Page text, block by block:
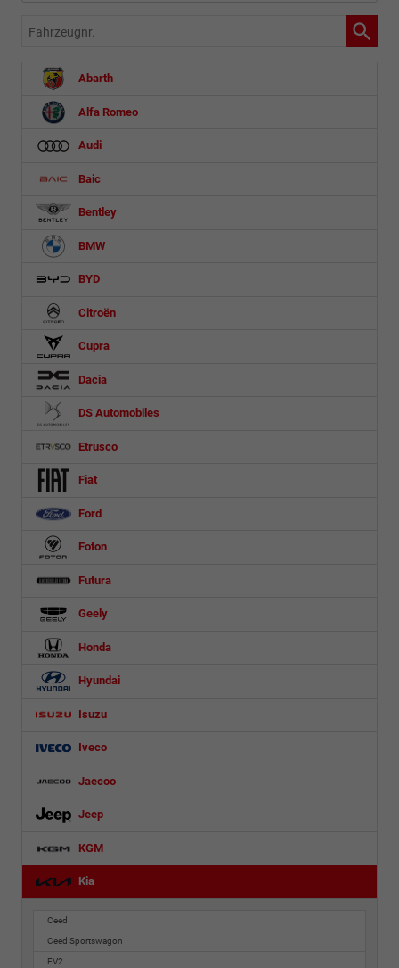
Fahrzeugnr.
Abarth
Alfa Romeo
Audi
Baic
Bentley
BMW
BYD
Citroën
Cupra
Dacia
DS Automobiles
Etrusco
Fiat
Ford
Foton
Futura
Geely
Honda
Hyundai
Isuzu
Iveco
Jaecoo
Jeep
KGM
Kia
Ceed
Ceed Sportswagon
EV2